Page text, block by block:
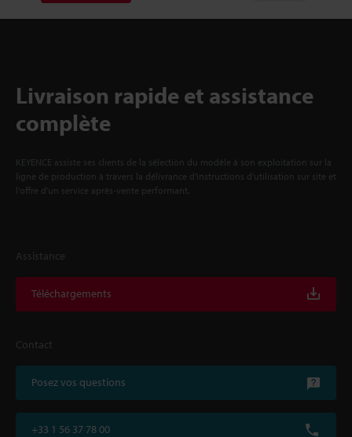
Livraison rapide et assistance
complète
KEYENCE assiste ses clients de la sélection du modèle à son exploitation sur la
ligne de production à travers la délivrance d'instructions d'utilisation sur site et
l'offre d'un service après-vente performant.
Assistance
Téléchargements
Contact
Posez vos questions
+33 1 56 37 78 00